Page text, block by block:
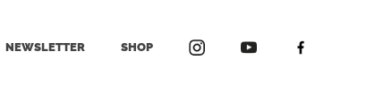
NEWSLETTER SHOP